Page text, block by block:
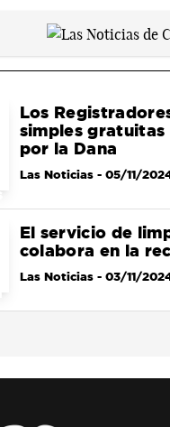
Los
simples gratuitas
por la Dana
Las Noticias- 05/11/
El servicio de
colabora en la
Las Noticias- 03/11/